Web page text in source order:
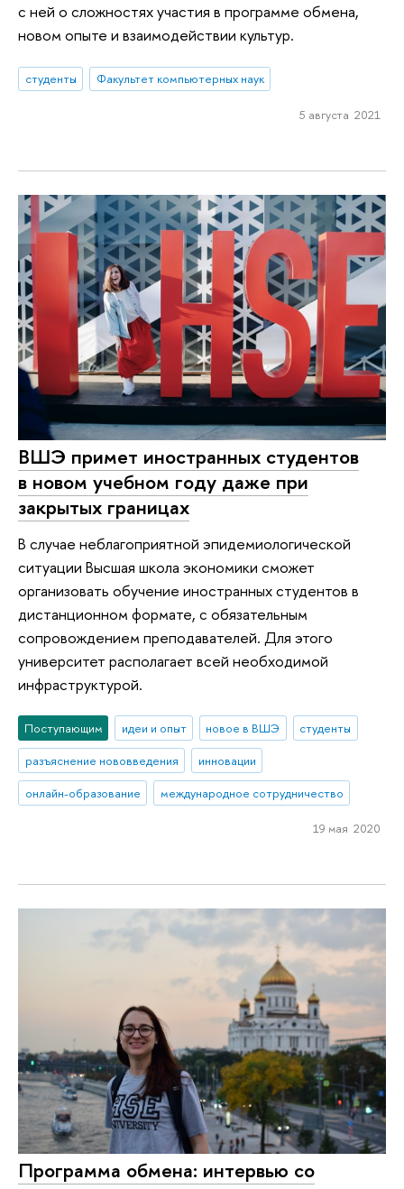
с ней о сложностях участия в программе обмена,
новом опыте и взаимодействии культур.
студенты Факультет компьютерных наук
5 августа 2021
ВШЭ примет иностранных студентов
в новом учебном году даже при
закрытых границах
В случае неблагоприятной эпидемиологической
ситуации Высшая школа экономики сможет
организовать обучение иностранных студентов в
дистанционном формате, с обязательным
сопровождением преподавателей. Для этого
университет располагает всей необходимой
инфраструктурой.
Поступающим идеи и опыт новое в ВШЭ
студенты
разъяснение нововведения
инновации
онлайн-образование
международное сотрудничество
19 мая 2020
Программа обмена: интервью со